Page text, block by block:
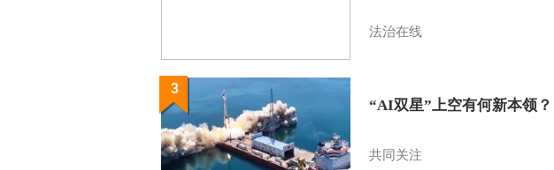
法治在线
“AI双星”上空有何新本领？
共同关注
3